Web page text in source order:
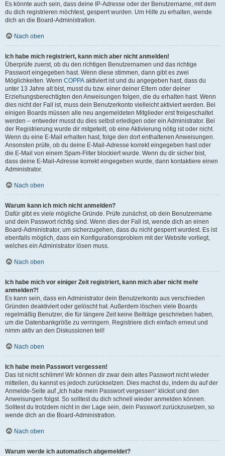
Es könnte auch sein, dass deine IP-Adresse oder der Benutzername, mit dem
du dich registrieren möchtest, gesperrt wurden. Um Hilfe zu erhalten, wende
dich an die Board-Administration.
Nach oben
Ich habe mich registriert, kann mich aber nicht anmelden!
Überprüfe zuerst, ob du den richtigen Benutzernamen und das richtige
Passwort eingegeben hast. Wenn diese stimmen, dann gibt es zwei
Möglichkeiten. Wenn COPPA aktiviert ist und du angegeben hast, dass du
unter 13 Jahre alt bist, musst du bzw. einer deiner Eltern oder deiner
Erziehungsberechtigten den Anweisungen folgen, die du erhalten hast. Wenn
dies nicht der Fall ist, muss dein Benutzerkonto vielleicht aktiviert werden. Bei
einigen Boards müssen alle neu angemeldeten Mitglieder erst freigeschaltet
werden – entweder musst du dies selbst erledigen oder ein Administrator. Bei
der Registrierung wurde dir mitgeteilt, ob eine Aktivierung nötig ist oder nicht.
Wenn du eine E-Mail erhalten hast, folge den dort enthaltenen Anweisungen.
Ansonsten prüfe, ob du deine E-Mail-Adresse korrekt eingegeben hast oder
die E-Mail von einem Spam-Filter blockiert wurde. Wenn du dir sicher bist,
dass deine E-Mail-Adresse korrekt eingegeben wurde, dann kontaktiere einen
Administrator.
Nach oben
Warum kann ich mich nicht anmelden?
Dafür gibt es viele mögliche Gründe. Prüfe zunächst, ob dein Benutzername
und dein Passwort richtig sind. Wenn dies der Fall ist, wende dich an einen
Board-Administrator, um sicherzugehen, dass du nicht gesperrt wurdest. Es ist
ebenfalls möglich, dass ein Konfigurationsproblem mit der Website vorliegt,
welches ein Administrator lösen muss.
Nach oben
Ich habe mich vor einiger Zeit registriert, kann mich aber nicht mehr
anmelden?!
Es kann sein, dass ein Administrator dein Benutzerkonto aus verschieden
Gründen deaktiviert oder gelöscht hat. Außerdem löschen viele Boards
regelmäßig Benutzer, die für längere Zeit keine Beiträge geschrieben haben,
um die Datenbankgröße zu verringern. Registriere dich einfach erneut und
nimm aktiv an den Diskussionen teil!
Nach oben
Ich habe mein Passwort vergessen!
Das ist nicht schlimm! Wir können dir zwar dein altes Passwort nicht wieder
mitteilen, du kannst es jedoch zurücksetzen. Dies machst du, indem du auf der
Anmelde-Seite auf „Ich habe mein Passwort vergessen“ klickst und den
Anweisungen folgst. So solltest du dich schnell wieder anmelden können.
Solltest du trotzdem nicht in der Lage sein, dein Passwort zurückzusetzen, so
wende dich an die Board-Administration.
Nach oben
Warum werde ich automatisch abgemeldet?